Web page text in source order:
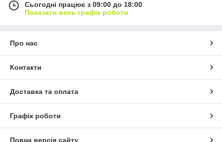
Сьогодні працює з 09:00 до 18:00
Показати весь графік роботи
Про нас
Контакти
Доставка та оплата
Графік роботи
Повна версія сайту